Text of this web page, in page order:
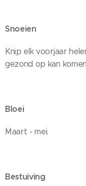
Snoeien
Knip elk voorjaar
gezond op kan
Bloei
Maart - mei.
Bestuiving